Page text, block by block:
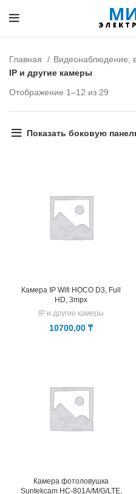
Главная
Видеонаблюдение,
IP и другие камеры
Отображение 1–12 из 29
Показать боковую
Камера IP Wifi HOCO D3, Full
HD, 3mpx
IP и другие камеры
10700,00 ₸
Камера фотоловушка
Suntekcam HC-801A/M/G/LTE,